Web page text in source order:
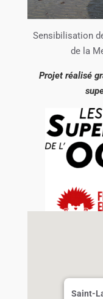
Sensibilisation
de la
Projet réalisé
Saint-